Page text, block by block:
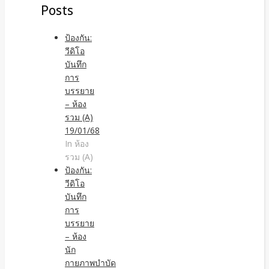
Posts
ป้องกัน:
วีดิโอ
บันทึก
การ
บรรยาย
– ห้อง
รวม (A)
19/01/68
In ห้อง
รวม (A)
ป้องกัน:
วีดิโอ
บันทึก
การ
บรรยาย
– ห้อง
นัก
กายภาพบำบัด